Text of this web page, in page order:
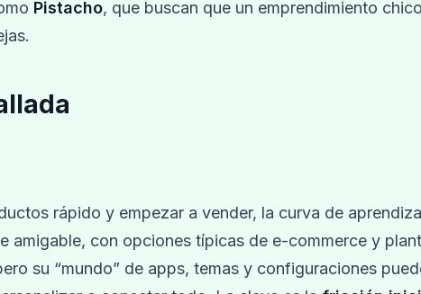
Pistacho, que buscan que un emprendimiento
rápido y empezar a vender, la curva de
amigable, con opciones típicas de e-commerce y
su “mundo” de apps, temas y configuraciones